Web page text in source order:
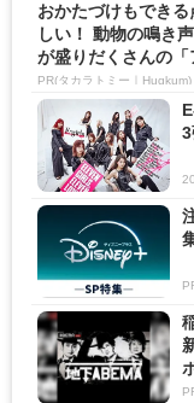
おかたづけもできる
しい！ 動物の鳴き
が盛りだくさんの「
ア ...
PR(タカラトミー｜Hugkum)